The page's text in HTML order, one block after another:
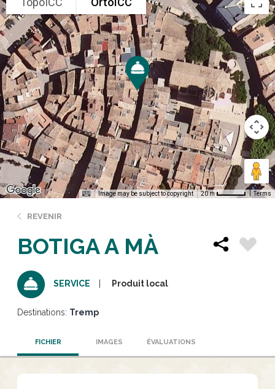
Image may be subject to copyright 20 m Terms
REVENIR
BOTIGA A MÀ
SERVICE Produit local
Destinations: Tremp
FICHIER IMAGES ÉVALUATIONS